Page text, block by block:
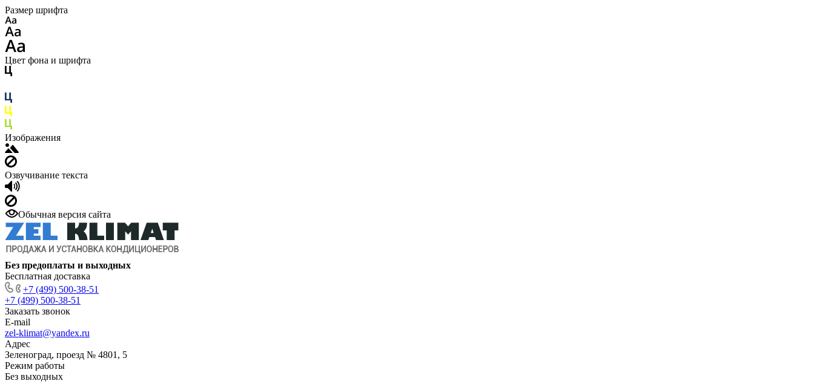
Размер шрифта
Цвет фона и шрифта
Изображения
Озвучивание текста
Обычная версия сайта
Без предоплаты и выходных
Бесплатная доставка
+7 (499) 500-38-51
+7 (499) 500-38-51
Заказать звонок
E-mail
zel-klimat@yandex.ru
Адрес
Зеленоград, проезд № 4801, 5
Режим работы
Без выходных